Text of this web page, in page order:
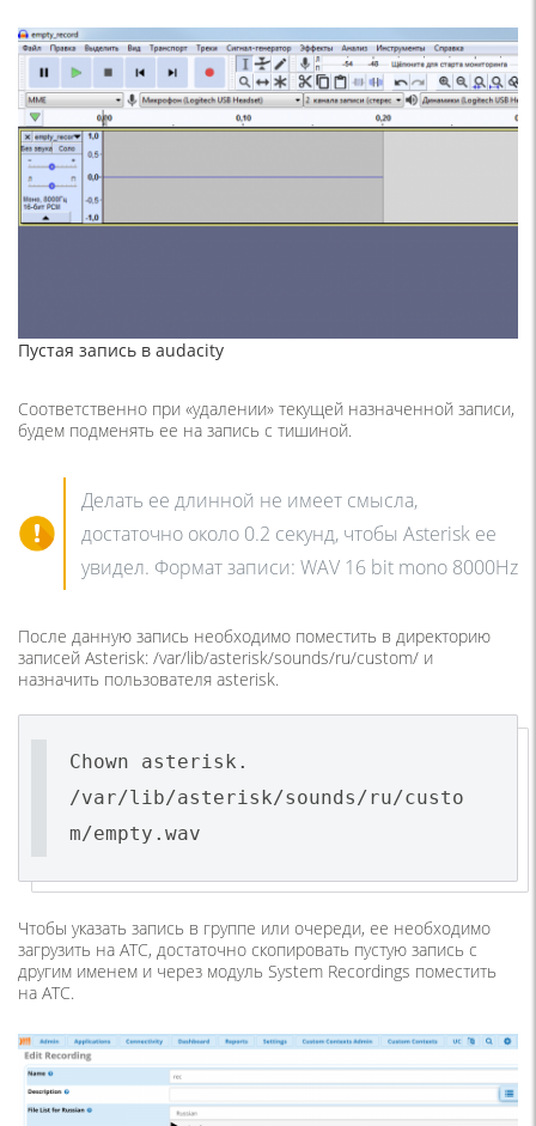
Пустая запись в audacity
Соответственно при «удалении» текущей назначенной записи,
будем подменять ее на запись с тишиной.
Делать ее длинной не имеет смысла,
достаточно около 0.2 секунд, чтобы Asterisk ее
увидел. Формат записи: WAV 16 bit mono 8000Hz
После данную запись необходимо поместить в директорию
записей Asterisk: /var/lib/asterisk/sounds/ru/custom/ и
назначить пользователя asterisk.
Chown asterisk.
/var/lib/asterisk/sounds/ru/custo
m/empty.wav
Чтобы указать запись в группе или очереди, ее необходимо
загрузить на АТС, достаточно скопировать пустую запись с
другим именем и через модуль System Recordings поместить
на АТС.